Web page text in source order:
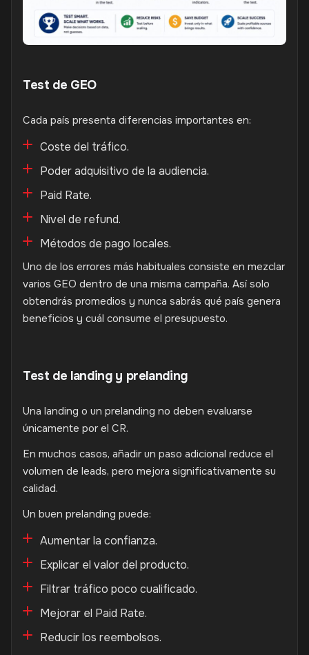
Test de GEO
Cada país presenta diferencias importantes en:
Coste del tráfico.
Poder adquisitivo de la audiencia.
Paid Rate.
Nivel de refund.
Métodos de pago locales.
Uno de los errores más habituales consiste en mezclar
varios GEO dentro de una misma campaña. Así solo
obtendrás promedios y nunca sabrás qué país genera
beneficios y cuál consume el presupuesto.
Test de landing y prelanding
Una landing o un prelanding no deben evaluarse
únicamente por el CR.
En muchos casos, añadir un paso adicional reduce el
volumen de leads, pero mejora significativamente su
calidad.
Un buen prelanding puede:
Aumentar la confianza.
Explicar el valor del producto.
Filtrar tráfico poco cualificado.
Mejorar el Paid Rate.
Reducir los reembolsos.